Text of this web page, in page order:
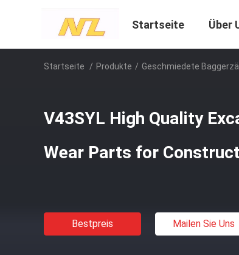
Startseite Über
Startseite / Produkte / Geschmiedete
V43SYL High Quality
Wear Parts for
Bestpreis Mailen Sie Uns